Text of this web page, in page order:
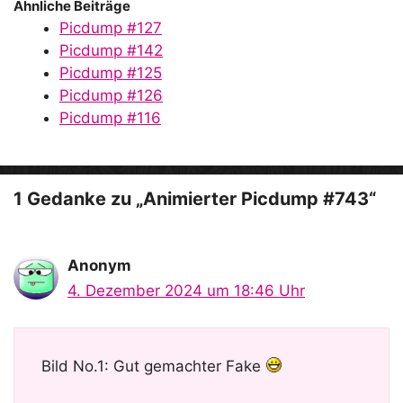
Ähnliche Beiträge
Picdump #127
Picdump #142
Picdump #125
Picdump #126
Picdump #116
1 Gedanke zu „Animierter Picdump #743“
Anonym
4. Dezember 2024 um 18:46 Uhr
Bild No.1: Gut gemachter Fake